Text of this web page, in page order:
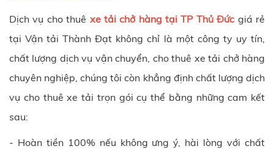
Dịch vụ cho thuê xe tải chở hàng tại TP Thủ Đức giá rẻ
tại Vận tải Thành Đạt không chỉ là một công ty uy tín,
chất lượng dịch vụ vận chuyển, cho thuê xe tải chở hàng
chuyên nghiệp, chúng tôi còn khẳng định chất lượng dịch
vụ cho thuê xe tải trọn gói cụ thể bằng những cam kết
sau:
- Hoàn tiền 100% nếu không ưng ý, hài lòng với chất